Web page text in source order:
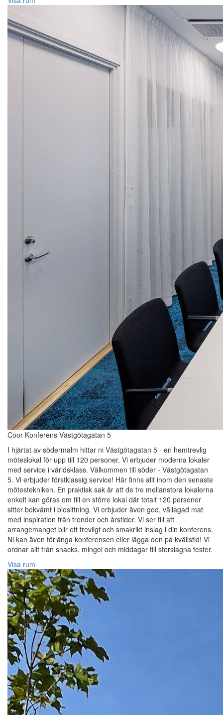
Coor Konferens Västgötagatan 5
I hjärtat av södermalm hittar ni Västgötagatan 5 - en hemtrevlig
möteslokal för upp till 120 personer. Vi erbjuder moderna lokaler
med service i världsklass. Välkommen till söder - Västgötagatan
5. Vi erbjuder förstklassig service! Här finns allt inom den senaste
mötestekniken. En praktisk sak är att de tre mellanstora lokalerna
enkelt kan göras om till en större lokal där totalt 120 personer
sitter bekvämt i biosittning. Vi erbjuder även god, vällagad mat
med inspiration från trender och årstider. Vi ser till att
arrangemanget blir ett trevligt och smakrikt inslag i din konferens.
Ni kan även förlänga konferensen eller lägga den på kvällstid! Vi
ordnar allt från snacks, mingel och middagar till storslagna fester.
Visa rum